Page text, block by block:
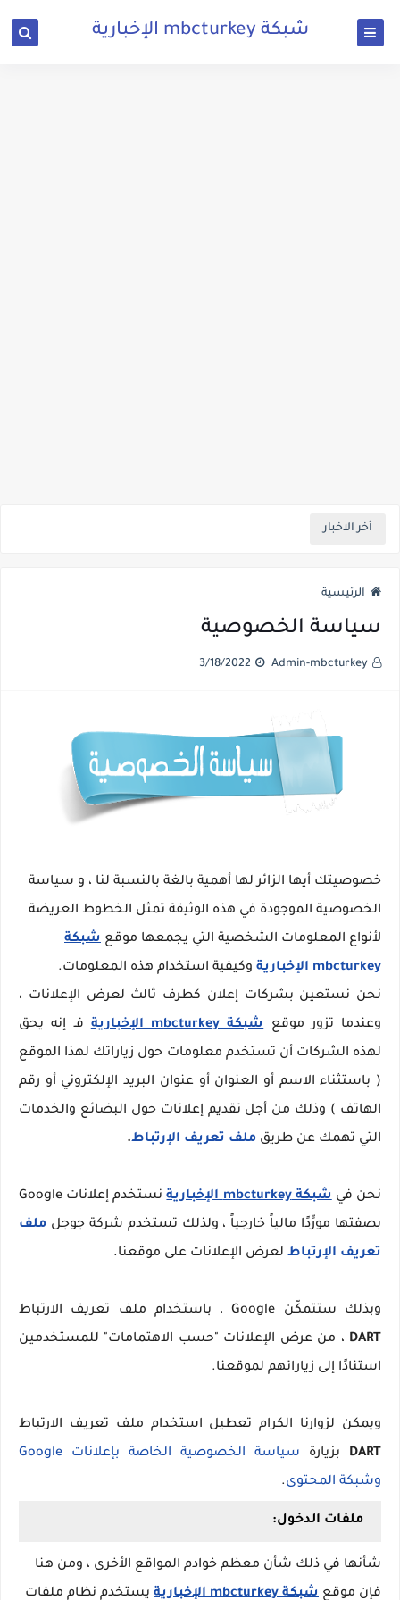
شبكة mbcturkey الإخبارية
أخر الاخبار
الرئيسية
سياسة الخصوصية
Admin-mbcturkey
خصوصيتك أيها الزائر لها أهمية بالغة بالنسبة لنا ، و سياسة
الخصوصية الموجودة في هذه الوثيقة تمثل الخطوط العريضة
لأنواع المعلومات الشخصية التي يجمعها موقع شبكة
mbcturkey الإخبارية
وكيفية استخدام هذه المعلومات.
نحن نستعين بشركات إعلان كطرف ثالث لعرض الإعلانات ،
وعندما تزور موقعشبكة mbcturkey الإخبارية
فـ إنه يحق
لهذه الشركات أن تستخدم معلومات حول زياراتك لهذا الموقع
( باستثناء الاسم أو العنوان أو عنوان البريد الإلكتروني أو رقم
الهاتف ) وذلك من أجل تقديم إعلانات حول البضائع والخدمات
التي تهمك عن طريق ملف تعريف الإرتباط.
نحن فيشبكة mbcturkey الإخبارية
نستخدم إعلانات Google
بصفتها مورِّدًا مالياً خارجياً ، ولذلك تستخدم شركة جوجل ملف
تعريف الإرتباط لعرض الإعلانات على موقعنا.
وبذلك ستتمكّن Google ، باستخدام ملف تعريف الارتباط
DART ، من عرض الإعلانات "حسب الاهتمامات" للمستخدمين
استنادًا إلى زياراتهم لموقعنا.
ويمكن لزوارنا الكرام تعطيل استخدام ملف تعريف الارتباط
DART بزيارة
سياسة الخصوصية الخاصة بإعلانات Google
وشبكة المحتوى.
ملفات الدخول:
شأنها في ذلك شأن معظم خوادم المواقع الأخرى ، ومن هنا
فإن موقع شبكة mbcturkey الإخبارية يستخدم نظام ملفات